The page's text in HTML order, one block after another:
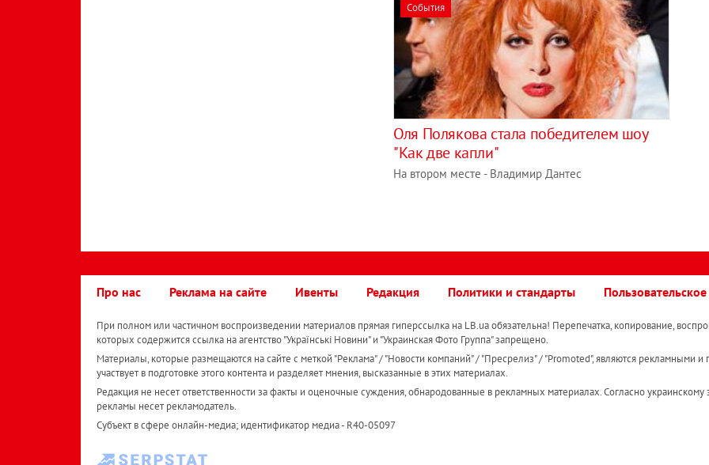
События
Оля Полякова стала победителем шоу
"Как две капли"
На втором месте - Владимир Дантес
Про нас Реклама на сайте Ивенты Редакция Политики и стандарты
При полном или частичном воспроизведении материалов прямая гиперссылка на LB.ua обязательна! Перепечатка, копирование,
которых содержится ссылка на агентство "Українськi Новини" и "Украинская Фото Группа" запрещено.
Материалы, которые размещаются на сайте с меткой "Реклама" / "Новости компаний" / "Пресрелиз" / "Promoted", являются рекламными и
участвует в подготовке этого контента и разделяет мнения, высказанные в этих материалах.
Редакция не несет ответственности за факты и оценочные суждения, обнародованные в рекламных материалах. Согласно украинскому
рекламы несет рекламодатель.
Субъект в сфере онлайн-медиа; идентификатор медиа - R40-05097